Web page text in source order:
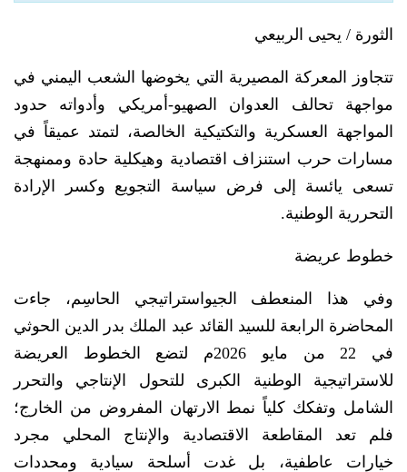
الثورة / يحيى الربيعي
تتجاوز المعركة المصيرية التي يخوضها الشعب اليمني في
مواجهة تحالف العدوان الصهيو-أمريكي وأدواته حدود
المواجهة العسكرية والتكتيكية الخالصة، لتمتد عميقاً في
مسارات حرب استنزاف اقتصادية وهيكلية حادة وممنهجة
تسعى يائسة إلى فرض سياسة التجويع وكسر الإرادة
التحررية الوطنية.
خطوط عريضة
وفي هذا المنعطف الجيواستراتيجي الحاسِم، جاءت
المحاضرة الرابعة للسيد القائد عبد الملك بدر الدين الحوثي
في 22 من مايو 2026م لتضع الخطوط العريضة
للاستراتيجية الوطنية الكبرى للتحول الإنتاجي والتحرر
الشامل وتفكك كلياً نمط الارتهان المفروض من الخارج؛
فلم تعد المقاطعة الاقتصادية والإنتاج المحلي مجرد
خيارات عاطفية، بل غدت أسلحة سيادية ومحددات